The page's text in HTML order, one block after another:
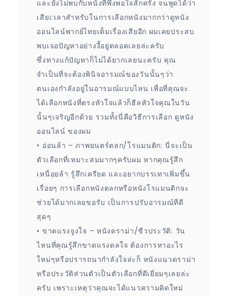
และยังไม่พบกับหนังที่พึงพอใจสักครั้ง จนพูดได้ว่า
เสียเวลาสำหรับในการเลือกหนังมากกว่าดูหนัง
ออนไลน์พากย์ไทยเต็มเรื่องเสียอีก ผมเคยประสบ
พบเจอปัญหาอย่างงี้อยู่ตลอดเลยล่ะครับ
ซึ่งทางแก้ปัญหาก็ไม่ได้ยากเลยนะครับ คุณ
จำเป็นที่จะต้องพินิจอารมณ์ของวันนั้นๆว่า
ตนเองกำลังอยู่ในอารมณ์แบบไหน เพื่อที่คุณจะ
ได้เลือกหนังที่ตรงหัวใจแล้วก็ฮีลหัวใจคุณในวัน
นั้นๆเจริญอีกด้วย รวมทั้งนี่คือวิธีการเลือก ดูหนัง
ออนไลน์ ของผม
• อ่อนล้า – ภาพยนตร์ตลก/โรแมนติก: นี่จะเป็น
ตัวเลือกที่เหมาะสมมากๆครับผม หากคุณรู้สึก
เหนื่อยล้า รู้สึกเครียด และอยากบรรเทาเพิ่มขึ้น
เรื่อยๆ การเลือกหนังตลกหรือหนังโรแมนติกจะ
ช่วยได้มากเลยขอรับ เป็นการปรับอารมณ์ที่ดี
สุดๆ
• ขาดแรงจูงใจ – หนังดราม่า/ชีวประวัติ: วัน
ไหนที่คุณรู้สึกขาดแรงดลใจ ต้องการหาอะไร
ใหม่ๆหรือปรารถนากำลังใจล่ะก็ หนังแนวดราม่า
หรือประวัติส่วนตัวเป็นตัวเลือกที่ดีเยี่ยมๆเลยล่ะ
ครับ เพราะเหตุว่าคุณจะได้แนวความคิดใหม่